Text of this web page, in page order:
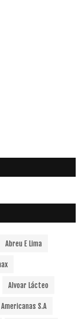
Abreu E Lima
Alvoar Lácteo
Americanas S.A